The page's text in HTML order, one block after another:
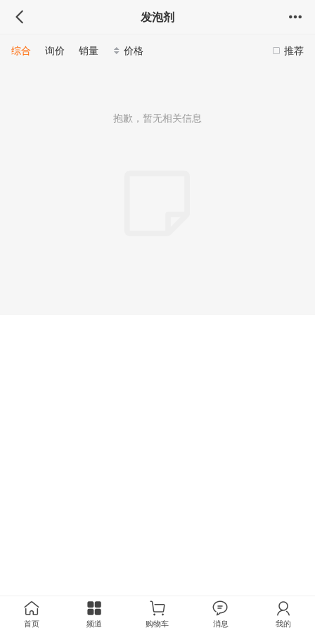
发泡剂
推荐
综合 询价 销量 价格
抱歉，暂无相关信息
首页 频道 购物车 消息 我的